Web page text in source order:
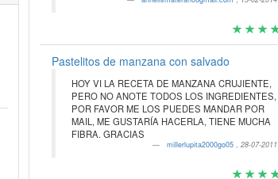
Pastelitos de manzana con salvado
HOY VI LA RECETA DE MANZANA CRUJIENTE,
PERO NO ANOTE TODOS LOS INGREDIENTES,
POR FAVOR ME LOS PUEDES MANDAR POR
MAIL, ME GUSTARÍA HACERLA, TIENE MUCHA
FIBRA. GRACIAS
millerlupita2000go05,28-07-2011